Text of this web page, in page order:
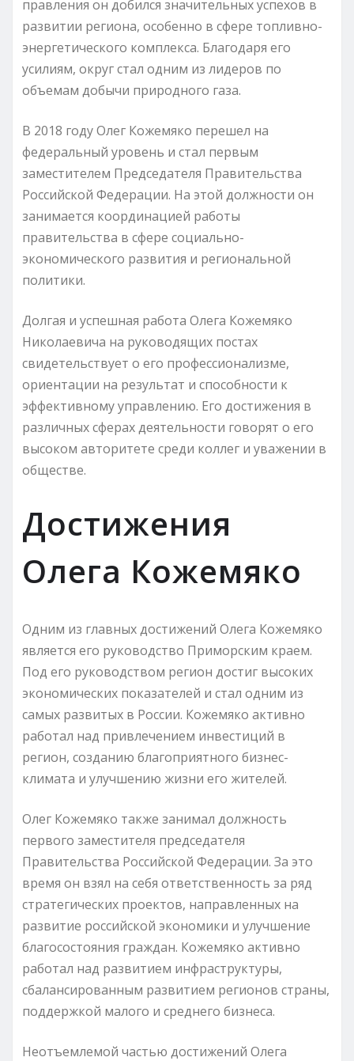
правления он добился значительных успехов в
развитии региона, особенно в сфере топливно-
энергетического комплекса. Благодаря его
усилиям, округ стал одним из лидеров по
объемам добычи природного газа.
В 2018 году Олег Кожемяко перешел на
федеральный уровень и стал первым
заместителем Председателя Правительства
Российской Федерации. На этой должности он
занимается координацией работы
правительства в сфере социально-
экономического развития и региональной
политики.
Долгая и успешная работа Олега Кожемяко
Николаевича на руководящих постах
свидетельствует о его профессионализме,
ориентации на результат и способности к
эффективному управлению. Его достижения в
различных сферах деятельности говорят о его
высоком авторитете среди коллег и уважении в
обществе.
Достижения
Олега Кожемяко
Одним из главных достижений Олега Кожемяко
является его руководство Приморским краем.
Под его руководством регион достиг высоких
экономических показателей и стал одним из
самых развитых в России. Кожемяко активно
работал над привлечением инвестиций в
регион, созданию благоприятного бизнес-
климата и улучшению жизни его жителей.
Олег Кожемяко также занимал должность
первого заместителя председателя
Правительства Российской Федерации. За это
время он взял на себя ответственность за ряд
стратегических проектов, направленных на
развитие российской экономики и улучшение
благосостояния граждан. Кожемяко активно
работал над развитием инфраструктуры,
сбалансированным развитием регионов страны,
поддержкой малого и среднего бизнеса.
Неотъемлемой частью достижений Олега